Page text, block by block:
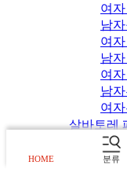
여
남
여
남
여
남
여
살바토레
남자
여
HOME 분류